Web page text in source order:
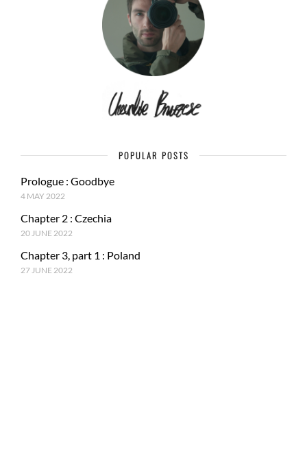
POPULAR POSTS
Prologue : Goodbye
4 MAY 2022
Chapter 2 : Czechia
20 JUNE 2022
Chapter 3, part 1 : Poland
27 JUNE 2022